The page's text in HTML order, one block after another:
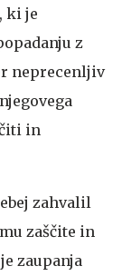
ki je
z
neprecenljiv
in
zahvalil
zaščite in
zaupanja